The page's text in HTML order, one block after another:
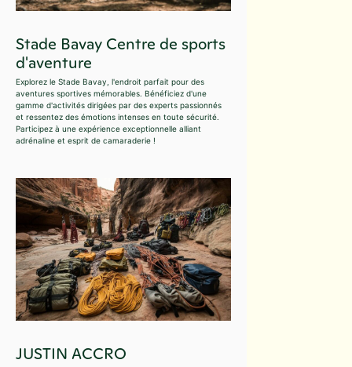
Stade Bavay Centre de sports
d'aventure
Explorez le Stade Bavay, l'endroit parfait pour des
aventures sportives mémorables. Bénéficiez d'une
gamme d'activités dirigées par des experts passionnés
et ressentez des émotions intenses en toute sécurité.
Participez à une expérience exceptionnelle alliant
adrénaline et esprit de camaraderie !
JUSTIN ACCRO